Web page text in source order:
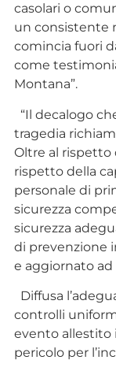
casolari o
un consistente
comincia fuori
come
Montana”.
“Il decalogo
tragedia
Oltre al rispetto
rispetto della
personale di
sicurezza
sicurezza
di prevenzione
e aggiornato
Diffusa
controlli
evento allestito
pericolo per